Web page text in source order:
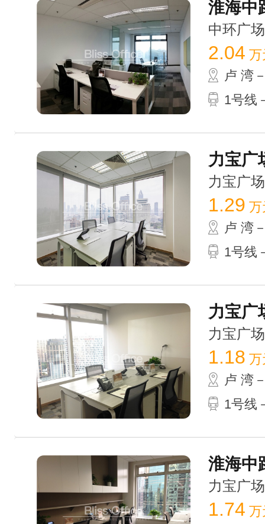
淮海中
中环广
2.04 万
卢 湾
1号线
力宝广
力宝广
1.29 万
卢 湾
1号线
力宝广
力宝广
1.18 万
卢 湾
1号线
淮海中
力宝广
1.74 万